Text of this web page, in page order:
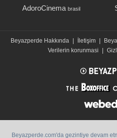
AdoroCinema brasil
Beyazperde Hakkında | İletişim |
Verilerin korunmasi
|
Beyazperde.com'da gezintiye devam